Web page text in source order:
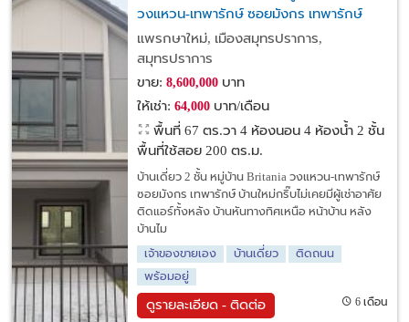
วงแหวน-เทพารักษ์ ซอยมังกร เทพารักษ์
แพรกษาใหม่, เมืองสมุทรปราการ,
สมุทรปราการ
ขาย: 8,600,000บาท
ให้เช่า: 64,000บาท/เดือน
พื้นที่ 67 ตร.วา 4 ห้องนอน 4 ห้องน้ำ 2 ชั้น
พื้นที่ใช้สอย 200 ตร.ม.
บ้านเดี่ยว 2 ชั้น หมู่บ้าน Britania วงแหวน-เทพารักษ์
ซอยมังกร เทพารักษ์ บ้านใหม่กริ๊บไม่เคยมีผู้เช่าอาศัย
ติดแอร์ทั้งหลัง บ้านหันทางทิศเหนือ หน้าบ้าน หลัง
บ้านไม
เจ้าของขายเอง
บ้านเดี่ยว
ติดถนน
พร้อมอยู่
ดูรายละเอียด - ติดต่อ 6 เดือน